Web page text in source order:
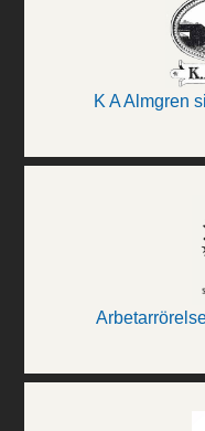
K A Almgren